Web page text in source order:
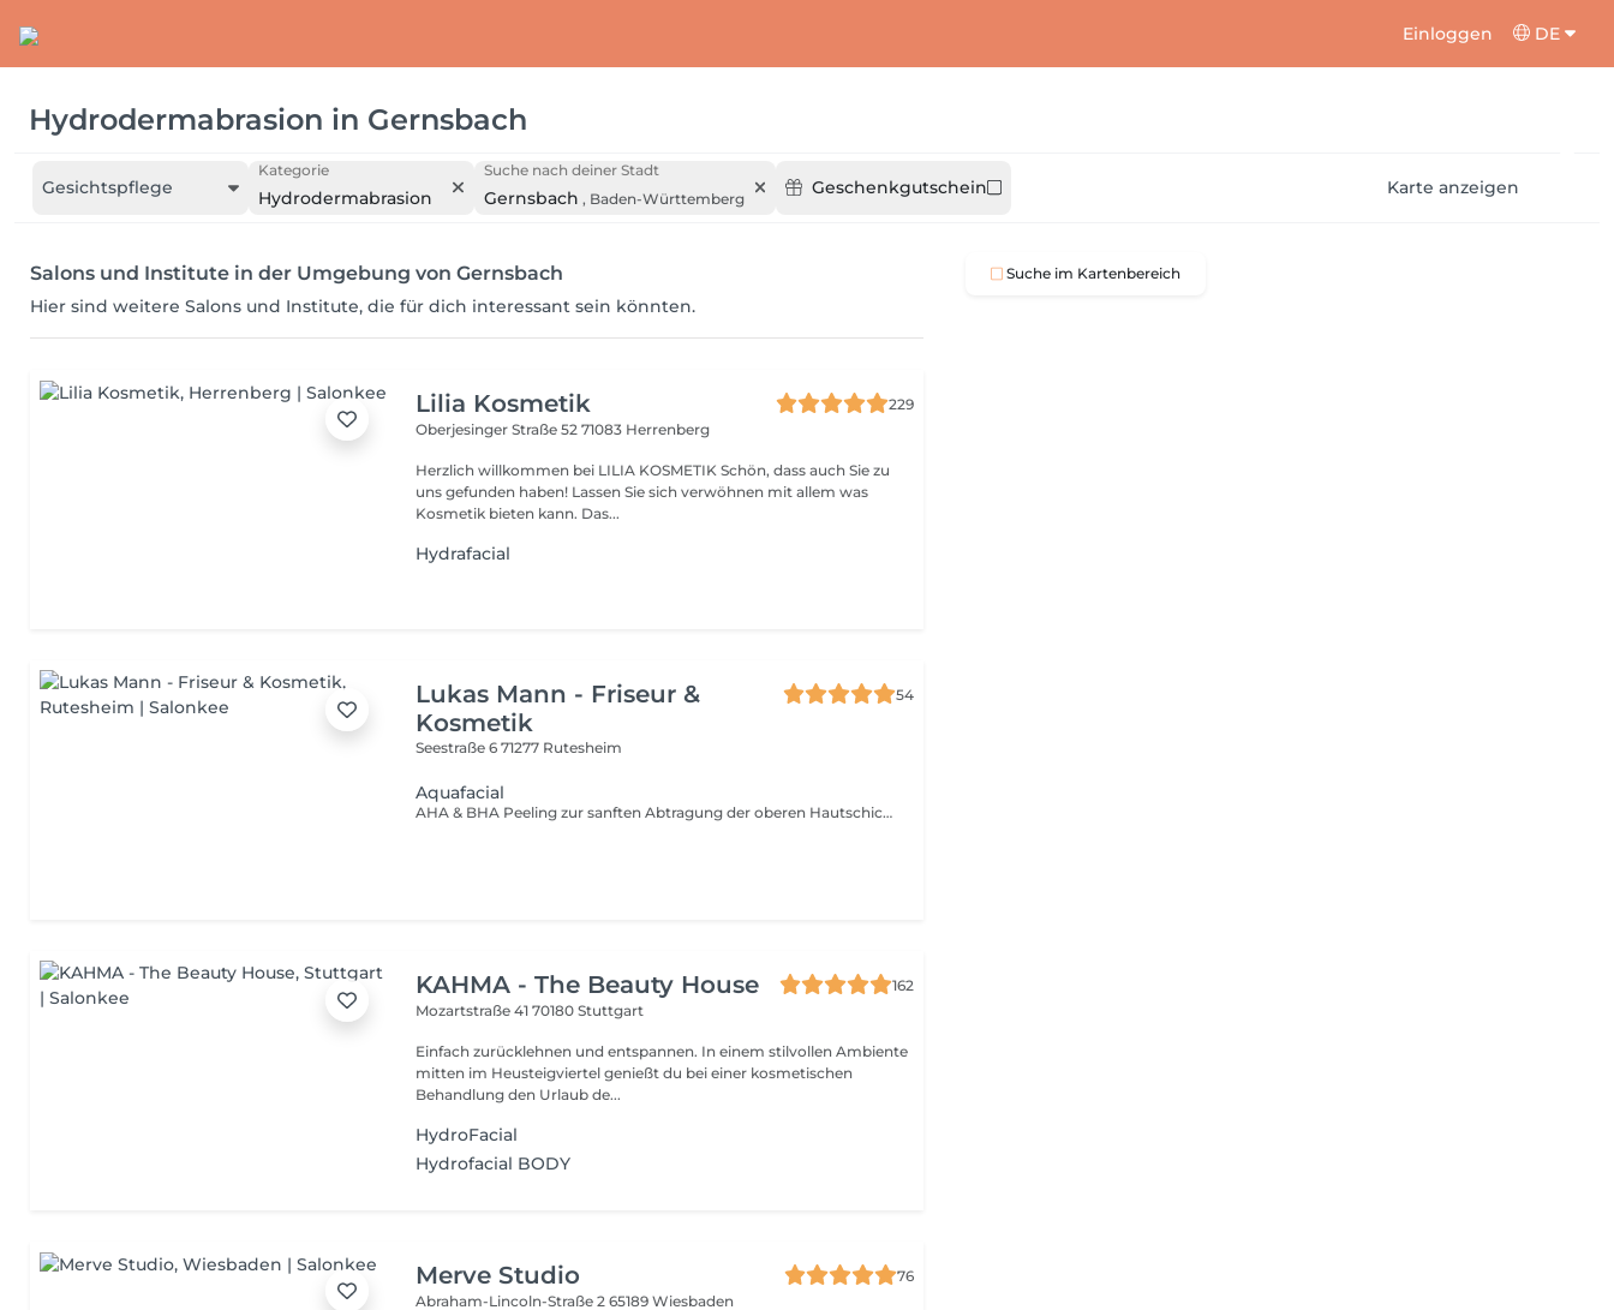
Einloggen DE
Hydrodermabrasion in Gernsbach
Gesichtspflege
Kategorie
Hydrodermabrasion
Suche nach deiner Stadt
Gernsbach , Baden-Württemberg
Geschenkgutschein Karte anzeigen
Salons und Institute in der Umgebung von Gernsbach
Hier sind weitere Salons und Institute, die für dich interessant sein könnten.
Lilia Kosmetik
229
Oberjesinger Straße 5271083 Herrenberg
Herzlich willkommen bei LILIA KOSMETIK Schön, dass auch Sie zu
uns gefunden haben! Lassen Sie sich verwöhnen mit allem was
Kosmetik bieten kann. Das...
Hydrafacial
Lukas Mann - Friseur &
Kosmetik
54
Seestraße 671277 Rutesheim
Aquafacial
AHA & BHA Peeling zur sanften Abtragung der oberen Hautschicht, Stimulation des Bindegewebes und des Lymphflusses, optimale zufuhr der Antiage Wirkstoffe
KAHMA - The Beauty House
162
Mozartstraße 4170180 Stuttgart
Einfach zurücklehnen und entspannen. In einem stilvollen Ambiente
mitten im Heusteigviertel genießt du bei einer kosmetischen
Behandlung den Urlaub de...
HydroFacial
Hydrofacial BODY
Merve Studio
76
Abraham-Lincoln-Straße 265189 Wiesbaden
Suche im Kartenbereich